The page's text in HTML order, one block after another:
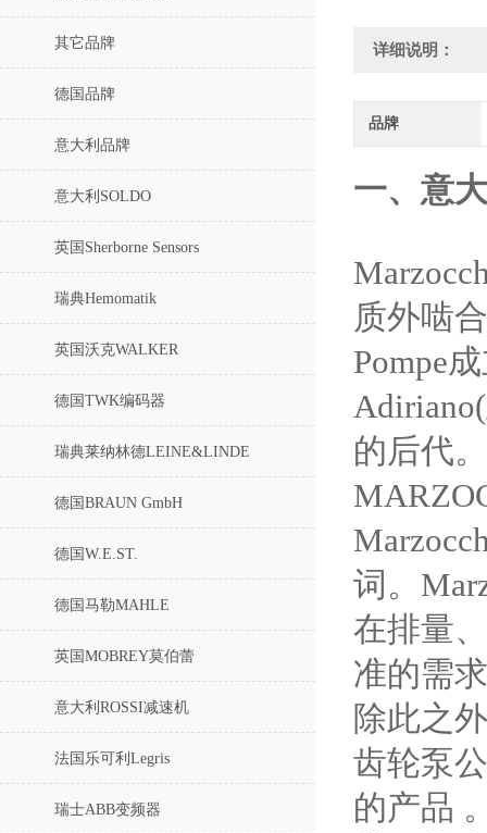
其它品牌
德国品牌
意大利品牌
意大利SOLDO
英国Sherborne Sensors
瑞典Hemomatik
英国沃克WALKER
德国TWK编码器
瑞典莱纳林德LEINE&LINDE
德国BRAUN GmbH
德国W.E.ST.
德国马勒MAHLE
英国MOBREY莫伯蕾
意大利ROSSI减速机
法国乐可利Legris
瑞士ABB变频器
详细说明：
品牌
一、意
质外啮
Pompe
的后代。
词。
在排量
准的需
除此之
齿轮泵
的产品